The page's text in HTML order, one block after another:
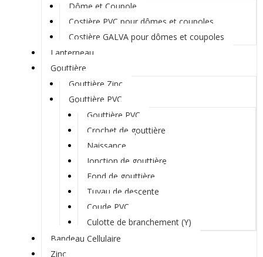
Dôme et Coupole
Costière PVC pour dômes et coupoles
Costière GALVA pour dômes et coupoles
Lanterneau
Gouttière
Gouttière Zinc
Gouttière PVC
Gouttière PVC
Crochet de gouttière
Naissance
Jonction de gouttière
Fond de gouttière
Tuyau de descente
Coude PVC
Culotte de branchement (Y)
Bandeau Cellulaire
Zinc